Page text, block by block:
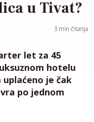
u Tivat?
3 min čitanja
let za 45
hotelu
je čak
po jednom